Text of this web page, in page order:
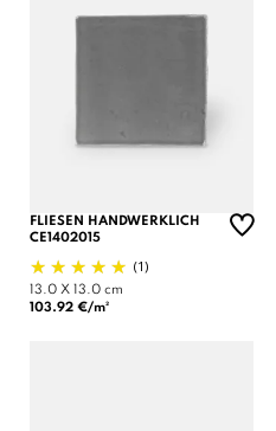
FLIESEN HANDWERKLICH
CE1402015
(1)
13.0 X 13.0 cm
103.92 €/m²